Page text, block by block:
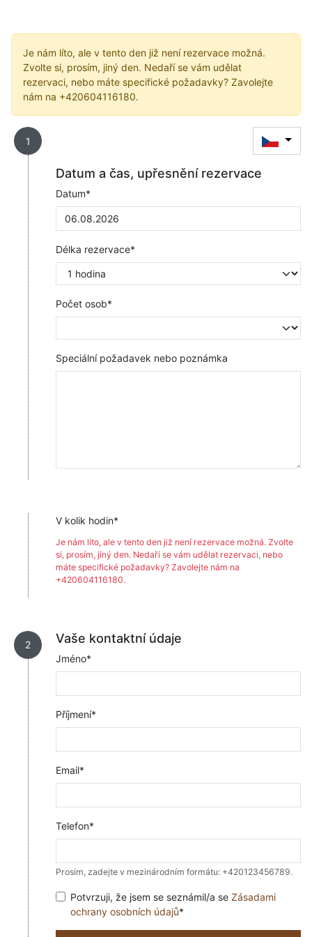
Je nám líto, ale v tento den již není rezervace možná.
Zvolte si, prosím, jiný den. Nedaří se vám udělat
rezervaci, nebo máte specifické požadavky? Zavolejte
nám na +420604116180.
1
Datum a čas, upřesnění rezervace
Datum*
Délka rezervace*
Počet osob*
Speciální požadavek nebo poznámka
V kolik hodin*
Je nám líto, ale v tento den již není rezervace možná. Zvolte
si, prosím, jiný den. Nedaří se vám udělat rezervaci, nebo
máte specifické požadavky? Zavolejte nám na
+420604116180.
2 Vaše kontaktní údaje
Jméno*
Příjmení*
Email*
Telefon*
Prosím, zadejte v mezinárodním formátu: +420123456789.
Potvrzuji, že jsem se seznámil/a se Zásadami
ochrany osobních údajů*